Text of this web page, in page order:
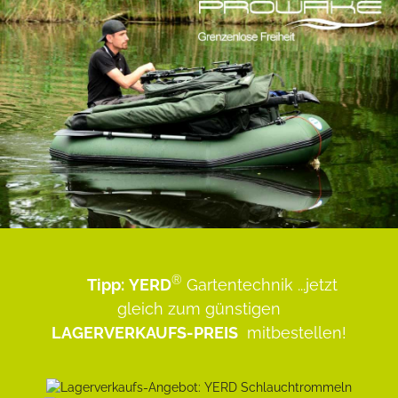
Tipp: YERD® Gartentechnik ...jetzt
gleich zum günstigen
LAGERVERKAUFS-PREIS mitbestellen!